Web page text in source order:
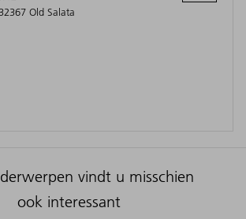
Old Salata
vindt u misschien
ook interessant